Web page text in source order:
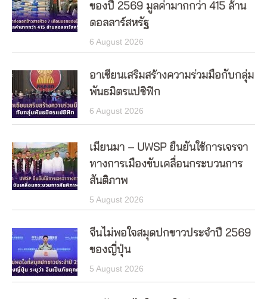
ของปี 2569 มูลค่ามากกว่า 415 ล้าน
ดอลลาร์สหรัฐ
6 August 2026
อาเซียนเสริมสร้างความร่วมมือกับกลุ่ม
พันธมิตรแปซิฟิก
6 August 2026
เมียนมา – UWSP ยืนยันใช้การเจรจา
ทางการเมืองขับเคลื่อนกระบวนการ
สันติภาพ
5 August 2026
จีนไม่พอใจสมุดปกขาวประจำปี 2569
ของญี่ปุ่น
5 August 2026